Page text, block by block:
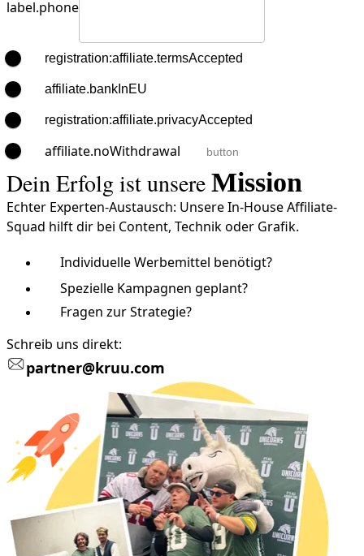
label.phone
registration:affiliate.termsAccepted
affiliate.bankInEU
registration:affiliate.privacyAccepted
affiliate.noWithdrawal button
Dein Erfolg ist unsereMission
Echter Experten-Austausch: Unsere In-House Affiliate-
Squad hilft dir bei Content, Technik oder Grafik.
Individuelle Werbemittel benötigt?
Spezielle Kampagnen geplant?
Fragen zur Strategie?
Schreib uns direkt:
partner@kruu.com